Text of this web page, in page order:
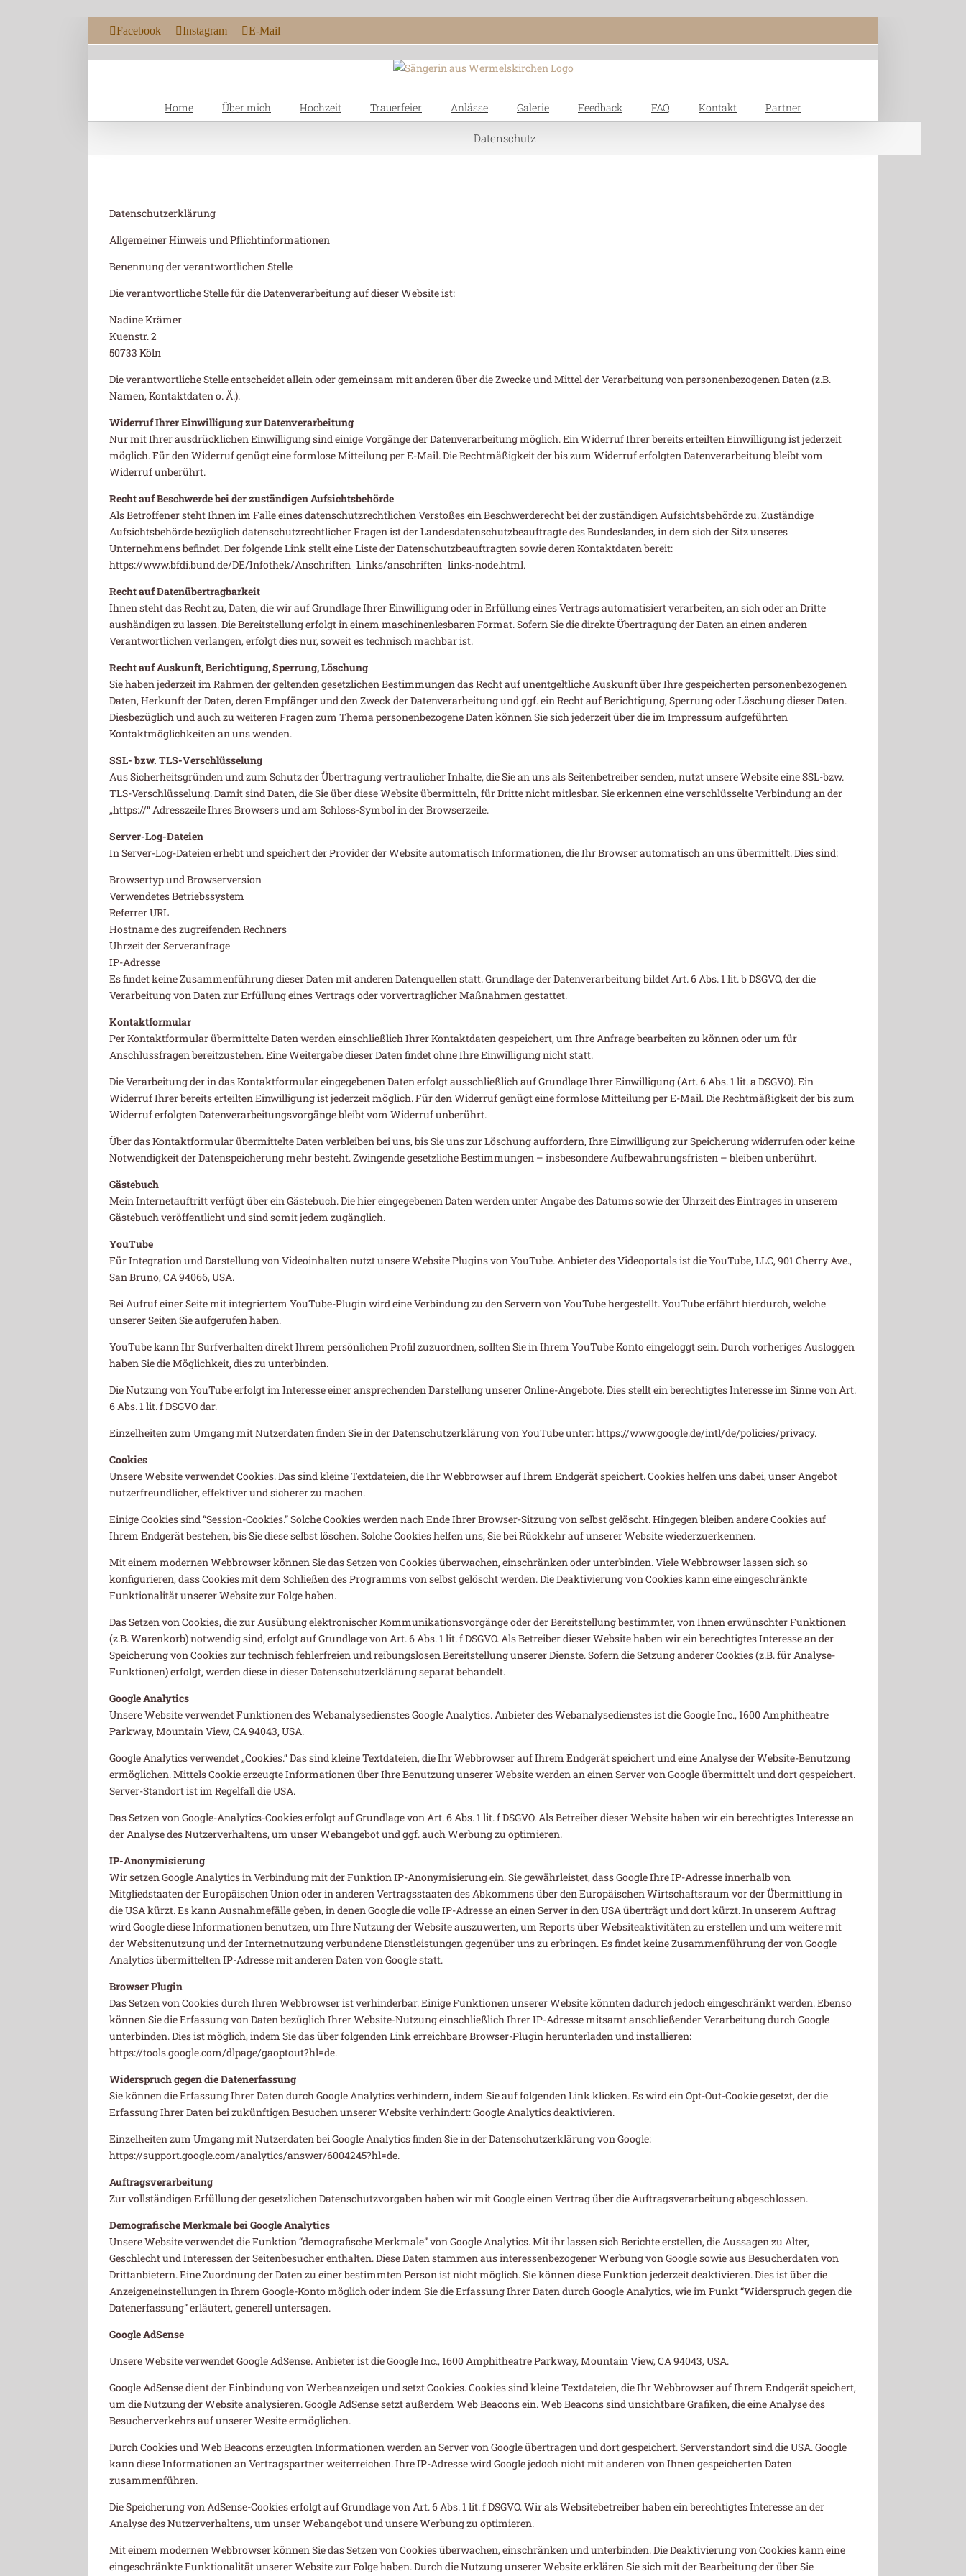
Facebook Instagram E-Mail
Home Über mich Hochzeit Trauerfeier Anlässe Galerie Feedback FAQ Kontakt Partner
Datenschutz
Datenschutzerklärung
Allgemeiner Hinweis und Pflichtinformationen
Benennung der verantwortlichen Stelle
Die verantwortliche Stelle für die Datenverarbeitung auf dieser Website ist:
Nadine Krämer
Kuenstr. 2
50733 Köln
Die verantwortliche Stelle entscheidet allein oder gemeinsam mit anderen über die Zwecke und Mittel der Verarbeitung von personenbezogenen Daten (z.B.
Namen, Kontaktdaten o. Ä.).
Widerruf Ihrer Einwilligung zur Datenverarbeitung
Nur mit Ihrer ausdrücklichen Einwilligung sind einige Vorgänge der Datenverarbeitung möglich. Ein Widerruf Ihrer bereits erteilten Einwilligung ist jederzeit
möglich. Für den Widerruf genügt eine formlose Mitteilung per E-Mail. Die Rechtmäßigkeit der bis zum Widerruf erfolgten Datenverarbeitung bleibt vom
Widerruf unberührt.
Recht auf Beschwerde bei der zuständigen Aufsichtsbehörde
Als Betroffener steht Ihnen im Falle eines datenschutzrechtlichen Verstoßes ein Beschwerderecht bei der zuständigen Aufsichtsbehörde zu. Zuständige
Aufsichtsbehörde bezüglich datenschutzrechtlicher Fragen ist der Landesdatenschutzbeauftragte des Bundeslandes, in dem sich der Sitz unseres
Unternehmens befindet. Der folgende Link stellt eine Liste der Datenschutzbeauftragten sowie deren Kontaktdaten bereit:
https://www.bfdi.bund.de/DE/Infothek/Anschriften_Links/anschriften_links-node.html.
Recht auf Datenübertragbarkeit
Ihnen steht das Recht zu, Daten, die wir auf Grundlage Ihrer Einwilligung oder in Erfüllung eines Vertrags automatisiert verarbeiten, an sich oder an Dritte
aushändigen zu lassen. Die Bereitstellung erfolgt in einem maschinenlesbaren Format. Sofern Sie die direkte Übertragung der Daten an einen anderen
Verantwortlichen verlangen, erfolgt dies nur, soweit es technisch machbar ist.
Recht auf Auskunft, Berichtigung, Sperrung, Löschung
Sie haben jederzeit im Rahmen der geltenden gesetzlichen Bestimmungen das Recht auf unentgeltliche Auskunft über Ihre gespeicherten personenbezogenen
Daten, Herkunft der Daten, deren Empfänger und den Zweck der Datenverarbeitung und ggf. ein Recht auf Berichtigung, Sperrung oder Löschung dieser Daten.
Diesbezüglich und auch zu weiteren Fragen zum Thema personenbezogene Daten können Sie sich jederzeit über die im Impressum aufgeführten
Kontaktmöglichkeiten an uns wenden.
SSL- bzw. TLS-Verschlüsselung
Aus Sicherheitsgründen und zum Schutz der Übertragung vertraulicher Inhalte, die Sie an uns als Seitenbetreiber senden, nutzt unsere Website eine SSL-bzw.
TLS-Verschlüsselung. Damit sind Daten, die Sie über diese Website übermitteln, für Dritte nicht mitlesbar. Sie erkennen eine verschlüsselte Verbindung an der
„https://“ Adresszeile Ihres Browsers und am Schloss-Symbol in der Browserzeile.
Server-Log-Dateien
In Server-Log-Dateien erhebt und speichert der Provider der Website automatisch Informationen, die Ihr Browser automatisch an uns übermittelt. Dies sind:
Browsertyp und Browserversion
Verwendetes Betriebssystem
Referrer URL
Hostname des zugreifenden Rechners
Uhrzeit der Serveranfrage
IP-Adresse
Es findet keine Zusammenführung dieser Daten mit anderen Datenquellen statt. Grundlage der Datenverarbeitung bildet Art. 6 Abs. 1 lit. b DSGVO, der die
Verarbeitung von Daten zur Erfüllung eines Vertrags oder vorvertraglicher Maßnahmen gestattet.
Kontaktformular
Per Kontaktformular übermittelte Daten werden einschließlich Ihrer Kontaktdaten gespeichert, um Ihre Anfrage bearbeiten zu können oder um für
Anschlussfragen bereitzustehen. Eine Weitergabe dieser Daten findet ohne Ihre Einwilligung nicht statt.
Die Verarbeitung der in das Kontaktformular eingegebenen Daten erfolgt ausschließlich auf Grundlage Ihrer Einwilligung (Art. 6 Abs. 1 lit. a DSGVO). Ein
Widerruf Ihrer bereits erteilten Einwilligung ist jederzeit möglich. Für den Widerruf genügt eine formlose Mitteilung per E-Mail. Die Rechtmäßigkeit der bis zum
Widerruf erfolgten Datenverarbeitungsvorgänge bleibt vom Widerruf unberührt.
Über das Kontaktformular übermittelte Daten verbleiben bei uns, bis Sie uns zur Löschung auffordern, Ihre Einwilligung zur Speicherung widerrufen oder keine
Notwendigkeit der Datenspeicherung mehr besteht. Zwingende gesetzliche Bestimmungen – insbesondere Aufbewahrungsfristen – bleiben unberührt.
Gästebuch
Mein Internetauftritt verfügt über ein Gästebuch. Die hier eingegebenen Daten werden unter Angabe des Datums sowie der Uhrzeit des Eintrages in unserem
Gästebuch veröffentlicht und sind somit jedem zugänglich.
YouTube
Für Integration und Darstellung von Videoinhalten nutzt unsere Website Plugins von YouTube. Anbieter des Videoportals ist die YouTube, LLC, 901 Cherry Ave.,
San Bruno, CA 94066, USA.
Bei Aufruf einer Seite mit integriertem YouTube-Plugin wird eine Verbindung zu den Servern von YouTube hergestellt. YouTube erfährt hierdurch, welche
unserer Seiten Sie aufgerufen haben.
YouTube kann Ihr Surfverhalten direkt Ihrem persönlichen Profil zuzuordnen, sollten Sie in Ihrem YouTube Konto eingeloggt sein. Durch vorheriges Ausloggen
haben Sie die Möglichkeit, dies zu unterbinden.
Die Nutzung von YouTube erfolgt im Interesse einer ansprechenden Darstellung unserer Online-Angebote. Dies stellt ein berechtigtes Interesse im Sinne von Art.
6 Abs. 1 lit. f DSGVO dar.
Einzelheiten zum Umgang mit Nutzerdaten finden Sie in der Datenschutzerklärung von YouTube unter: https://www.google.de/intl/de/policies/privacy.
Cookies
Unsere Website verwendet Cookies. Das sind kleine Textdateien, die Ihr Webbrowser auf Ihrem Endgerät speichert. Cookies helfen uns dabei, unser Angebot
nutzerfreundlicher, effektiver und sicherer zu machen.
Einige Cookies sind “Session-Cookies.” Solche Cookies werden nach Ende Ihrer Browser-Sitzung von selbst gelöscht. Hingegen bleiben andere Cookies auf
Ihrem Endgerät bestehen, bis Sie diese selbst löschen. Solche Cookies helfen uns, Sie bei Rückkehr auf unserer Website wiederzuerkennen.
Mit einem modernen Webbrowser können Sie das Setzen von Cookies überwachen, einschränken oder unterbinden. Viele Webbrowser lassen sich so
konfigurieren, dass Cookies mit dem Schließen des Programms von selbst gelöscht werden. Die Deaktivierung von Cookies kann eine eingeschränkte
Funktionalität unserer Website zur Folge haben.
Das Setzen von Cookies, die zur Ausübung elektronischer Kommunikationsvorgänge oder der Bereitstellung bestimmter, von Ihnen erwünschter Funktionen
(z.B. Warenkorb) notwendig sind, erfolgt auf Grundlage von Art. 6 Abs. 1 lit. f DSGVO. Als Betreiber dieser Website haben wir ein berechtigtes Interesse an der
Speicherung von Cookies zur technisch fehlerfreien und reibungslosen Bereitstellung unserer Dienste. Sofern die Setzung anderer Cookies (z.B. für Analyse-
Funktionen) erfolgt, werden diese in dieser Datenschutzerklärung separat behandelt.
Google Analytics
Unsere Website verwendet Funktionen des Webanalysedienstes Google Analytics. Anbieter des Webanalysedienstes ist die Google Inc., 1600 Amphitheatre
Parkway, Mountain View, CA 94043, USA.
Google Analytics verwendet „Cookies.“ Das sind kleine Textdateien, die Ihr Webbrowser auf Ihrem Endgerät speichert und eine Analyse der Website-Benutzung
ermöglichen. Mittels Cookie erzeugte Informationen über Ihre Benutzung unserer Website werden an einen Server von Google übermittelt und dort gespeichert.
Server-Standort ist im Regelfall die USA.
Das Setzen von Google-Analytics-Cookies erfolgt auf Grundlage von Art. 6 Abs. 1 lit. f DSGVO. Als Betreiber dieser Website haben wir ein berechtigtes Interesse an
der Analyse des Nutzerverhaltens, um unser Webangebot und ggf. auch Werbung zu optimieren.
IP-Anonymisierung
Wir setzen Google Analytics in Verbindung mit der Funktion IP-Anonymisierung ein. Sie gewährleistet, dass Google Ihre IP-Adresse innerhalb von
Mitgliedstaaten der Europäischen Union oder in anderen Vertragsstaaten des Abkommens über den Europäischen Wirtschaftsraum vor der Übermittlung in
die USA kürzt. Es kann Ausnahmefälle geben, in denen Google die volle IP-Adresse an einen Server in den USA überträgt und dort kürzt. In unserem Auftrag
wird Google diese Informationen benutzen, um Ihre Nutzung der Website auszuwerten, um Reports über Websiteaktivitäten zu erstellen und um weitere mit
der Websitenutzung und der Internetnutzung verbundene Dienstleistungen gegenüber uns zu erbringen. Es findet keine Zusammenführung der von Google
Analytics übermittelten IP-Adresse mit anderen Daten von Google statt.
Browser Plugin
Das Setzen von Cookies durch Ihren Webbrowser ist verhinderbar. Einige Funktionen unserer Website könnten dadurch jedoch eingeschränkt werden. Ebenso
können Sie die Erfassung von Daten bezüglich Ihrer Website-Nutzung einschließlich Ihrer IP-Adresse mitsamt anschließender Verarbeitung durch Google
unterbinden. Dies ist möglich, indem Sie das über folgenden Link erreichbare Browser-Plugin herunterladen und installieren:
https://tools.google.com/dlpage/gaoptout?hl=de.
Widerspruch gegen die Datenerfassung
Sie können die Erfassung Ihrer Daten durch Google Analytics verhindern, indem Sie auf folgenden Link klicken. Es wird ein Opt-Out-Cookie gesetzt, der die
Erfassung Ihrer Daten bei zukünftigen Besuchen unserer Website verhindert: Google Analytics deaktivieren.
Einzelheiten zum Umgang mit Nutzerdaten bei Google Analytics finden Sie in der Datenschutzerklärung von Google:
https://support.google.com/analytics/answer/6004245?hl=de.
Auftragsverarbeitung
Zur vollständigen Erfüllung der gesetzlichen Datenschutzvorgaben haben wir mit Google einen Vertrag über die Auftragsverarbeitung abgeschlossen.
Demografische Merkmale bei Google Analytics
Unsere Website verwendet die Funktion “demografische Merkmale” von Google Analytics. Mit ihr lassen sich Berichte erstellen, die Aussagen zu Alter,
Geschlecht und Interessen der Seitenbesucher enthalten. Diese Daten stammen aus interessenbezogener Werbung von Google sowie aus Besucherdaten von
Drittanbietern. Eine Zuordnung der Daten zu einer bestimmten Person ist nicht möglich. Sie können diese Funktion jederzeit deaktivieren. Dies ist über die
Anzeigeneinstellungen in Ihrem Google-Konto möglich oder indem Sie die Erfassung Ihrer Daten durch Google Analytics, wie im Punkt “Widerspruch gegen die
Datenerfassung” erläutert, generell untersagen.
Google AdSense
Unsere Website verwendet Google AdSense. Anbieter ist die Google Inc., 1600 Amphitheatre Parkway, Mountain View, CA 94043, USA.
Google AdSense dient der Einbindung von Werbeanzeigen und setzt Cookies. Cookies sind kleine Textdateien, die Ihr Webbrowser auf Ihrem Endgerät speichert,
um die Nutzung der Website analysieren. Google AdSense setzt außerdem Web Beacons ein. Web Beacons sind unsichtbare Grafiken, die eine Analyse des
Besucherverkehrs auf unserer Wesite ermöglichen.
Durch Cookies und Web Beacons erzeugten Informationen werden an Server von Google übertragen und dort gespeichert. Serverstandort sind die USA. Google
kann diese Informationen an Vertragspartner weiterreichen. Ihre IP-Adresse wird Google jedoch nicht mit anderen von Ihnen gespeicherten Daten
zusammenführen.
Die Speicherung von AdSense-Cookies erfolgt auf Grundlage von Art. 6 Abs. 1 lit. f DSGVO. Wir als Websitebetreiber haben ein berechtigtes Interesse an der
Analyse des Nutzerverhaltens, um unser Webangebot und unsere Werbung zu optimieren.
Mit einem modernen Webbrowser können Sie das Setzen von Cookies überwachen, einschränken und unterbinden. Die Deaktivierung von Cookies kann eine
eingeschränkte Funktionalität unserer Website zur Folge haben. Durch die Nutzung unserer Website erklären Sie sich mit der Bearbeitung der über Sie